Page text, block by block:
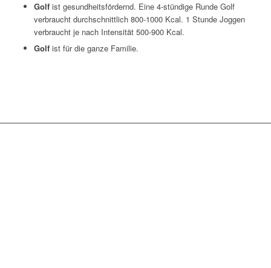
Golfist gesundheitsfördernd. Eine 4-stündige Runde Golf
verbraucht durchschnittlich 800-1000 Kcal. 1 Stunde Joggen
verbraucht je nach Intensität 500-900 Kcal.
Golfist für die ganze Familie.